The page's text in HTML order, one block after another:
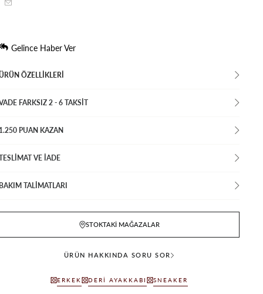
Gelince Haber Ver
ÖZELLIKLERI
FARKSIZ 2 - 6 TAKSIT
PUAN KAZAN
VE İADE
TALİMATLARI
STOKTAKI MAĞAZALAR
ÜRÜN HAKKINDA SORU SOR
ERKEK DERI AYAKKABI SNEAKER